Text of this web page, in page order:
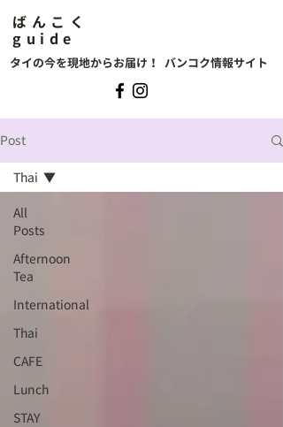
ばんこく
guide
タイの今を現地からお届け！ バンコク情報サイト
Post
All
Posts
Afternoon
Tea
International
Thai
CAFE
Lunch
STAY
Thai